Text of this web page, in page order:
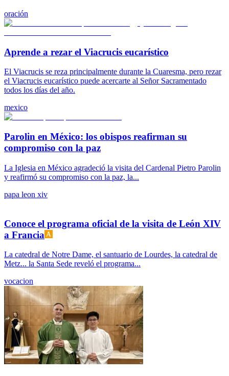
oración
Aprende a rezar el Viacrucis eucarístico
El Viacrucis se reza principalmente durante la Cuaresma, pero rezar
el Viacrucis eucarístico puede acercarte al Señor Sacramentado
todos los días del año.
mexico
Parolin en México: los obispos reafirman su
compromiso con la paz
La Iglesia en México agradeció la visita del Cardenal Pietro Parolin
y reafirmó su compromiso con la paz, la...
papa leon xiv
Conoce el programa oficial de la visita de León XIV
a Francia
La catedral de Notre Dame, el santuario de Lourdes, la catedral de
Metz... la Santa Sede reveló el programa...
vocacion